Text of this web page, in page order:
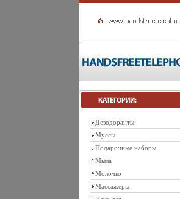
Дезодоранты
Муссы
Подарочные наборы
Мыла
Молочко
Массажеры